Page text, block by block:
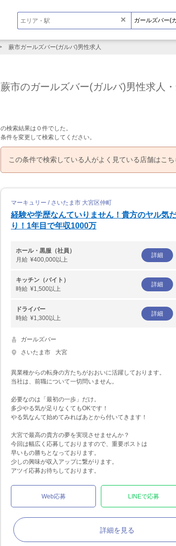
×
蕨市ガールズバー(ガルバ)男性求人
蕨市のガールズバー(ガルバ)男性求人
の検索結果は０件でした。
条件を変更して検索してください。
この条件で検索している人がよく見ている店舗はこち
マーキュリー / さいたま市 大宮区仲町
経験や学歴なんていりません！貴方のヤル気
り！1年目で年収1000万
ホール・黒服（社員）
月給 ¥400,000以上
詳細
キッチン（バイト）
時給 ¥1,500以上
詳細
ドライバー
時給 ¥1,300以上
詳細
ガールズバー
さいたま市
大宮
異業種からの転身の方たちがおおいに活躍しております。
当社は、前職について一切問いません。
必要なのは「最初の一歩」だけ。
多少やる気が足りなくてもOKです！
やる気なんて始めてみればあとから付いてきます！
大宮で最高の貴方の夢を実現させませんか？
今回は幅広く応募しておりますので、重要ポストは
早いもの勝ちとなっております。
少しの興味が収入アップに繋がります。
アツイ応募お待ちしております。
Web応募 LINEで応募
詳細を見る